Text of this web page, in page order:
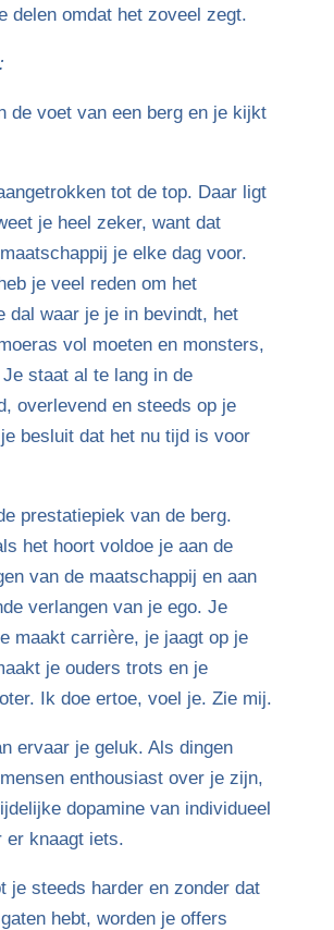
delen omdat het zoveel zegt.
de voet van een berg en je kijkt
tot de top. Daar ligt
je heel zeker, want dat
je elke dag voor.
je veel reden om het
dal waar je je in bevindt, het
vol moeten en monsters,
staat al te lang in de
overlevend en steeds op je
besluit dat het nu tijd is voor
prestatiepiek van de berg.
het hoort voldoe je aan de
van de maatschappij en aan
verlangen van je ego. Je
maakt carrière, je jaagt op je
je ouders trots en je
Ik doe ertoe, voel je. Zie mij.
ervaar je geluk. Als dingen
enthousiast over je zijn,
dopamine van individueel
er knaagt iets.
je steeds harder en zonder dat
hebt, worden je offers